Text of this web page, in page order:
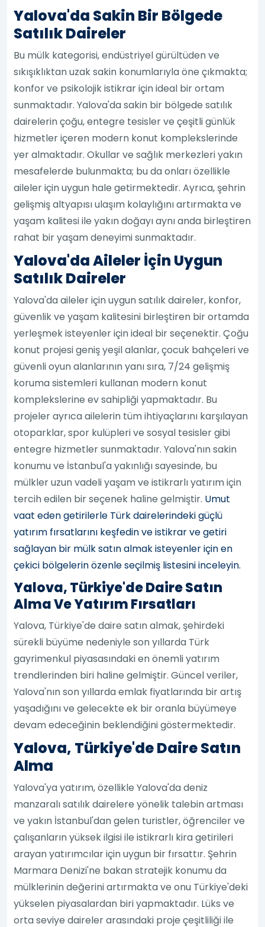
Yalova'da Sakin Bir Bölgede
Satılık Daireler
Bu mülk kategorisi, endüstriyel gürültüden ve
sıkışıklıktan uzak sakin konumlarıyla öne çıkmakta;
konfor ve psikolojik istikrar için ideal bir ortam
sunmaktadır. Yalova'da sakin bir bölgede satılık
dairelerin çoğu, entegre tesisler ve çeşitli günlük
hizmetler içeren modern konut komplekslerinde
yer almaktadır. Okullar ve sağlık merkezleri yakın
mesafelerde bulunmakta; bu da onları özellikle
aileler için uygun hale getirmektedir. Ayrıca, şehrin
gelişmiş altyapısı ulaşım kolaylığını artırmakta ve
yaşam kalitesi ile yakın doğayı aynı anda birleştiren
rahat bir yaşam deneyimi sunmaktadır.
Yalova'da Aileler İçin Uygun
Satılık Daireler
Yalova'da aileler için uygun satılık daireler, konfor,
güvenlik ve yaşam kalitesini birleştiren bir ortamda
yerleşmek isteyenler için ideal bir seçenektir. Çoğu
konut projesi geniş yeşil alanlar, çocuk bahçeleri ve
güvenli oyun alanlarının yanı sıra, 7/24 gelişmiş
koruma sistemleri kullanan modern konut
komplekslerine ev sahipliği yapmaktadır. Bu
projeler ayrıca ailelerin tüm ihtiyaçlarını karşılayan
otoparklar, spor kulüpleri ve sosyal tesisler gibi
entegre hizmetler sunmaktadır. Yalova'nın sakin
konumu ve İstanbul'a yakınlığı sayesinde, bu
mülkler uzun vadeli yaşam ve istikrarlı yatırım için
tercih edilen bir seçenek haline gelmiştir. Umut
vaat eden getirilerle Türk dairelerindeki güçlü
yatırım fırsatlarını keşfedin ve istikrar ve getiri
sağlayan bir mülk satın almak isteyenler için en
çekici bölgelerin özenle seçilmiş listesini inceleyin.
Yalova, Türkiye'de Daire Satın
Alma Ve Yatırım Fırsatları
Yalova, Türkiye'de daire satın almak, şehirdeki
sürekli büyüme nedeniyle son yıllarda Türk
gayrimenkul piyasasındaki en önemli yatırım
trendlerinden biri haline gelmiştir. Güncel veriler,
Yalova'nın son yıllarda emlak fiyatlarında bir artış
yaşadığını ve gelecekte ek bir oranla büyümeye
devam edeceğinin beklendiğini göstermektedir.
Yalova, Türkiye'de Daire Satın
Alma
Yalova'ya yatırım, özellikle Yalova'da deniz
manzaralı satılık dairelere yönelik talebin artması
ve yakın İstanbul'dan gelen turistler, öğrenciler ve
çalışanların yüksek ilgisi ile istikrarlı kira getirileri
arayan yatırımcılar için uygun bir fırsattır. Şehrin
Marmara Denizi'ne bakan stratejik konumu da
mülklerinin değerini artırmakta ve onu Türkiye'deki
yükselen piyasalardan biri yapmaktadır. Lüks ve
orta seviye daireler arasındaki proje çeşitliliği ile